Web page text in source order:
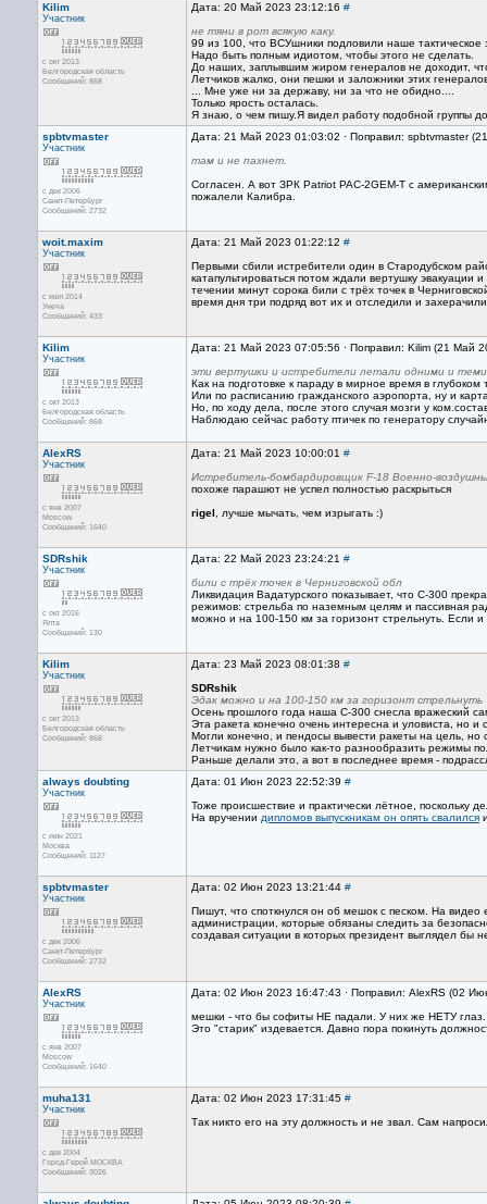
Kilim
Участник
с окт 2013
Белгородская область
Сообщений: 868
Дата: 20 Май 2023 23:12:16 #
не тяни в рот всякую каку.
99 из 100, что ВСУшники подловили наше тактическое
Надо быть полным идиотом, чтобы этого не сделать.
До наших, заплывшим жиром генералов не доходит,
Летчиков жалко, они пешки и заложники этих
... Мне уже ни за державу, ни за что не обидно....
Только ярость осталась.
Я знаю, о чем пишу.Я видел работу подобной группы
spbtvmaster
Участник
с дек 2006
Санкт-Петербург
Сообщений: 2732
Дата: 21 Май 2023 01:03:02 · Поправил: spbtvmaster
там и не пахнет.
Согласен. А вот ЗРК Patriot PAC-2GEM-T с
пожалели Калибра.
woit.maxim
Участник
с июл 2014
Унеча
Сообщений: 433
Дата: 21 Май 2023 01:22:12 #
Первыми сбили истребители один в Стародубском
катапультироваться потом ждали вертушку
течении минут сорока били с трёх точек в
время дня три подряд вот их и отследили и
Kilim
Участник
с окт 2013
Белгородская область
Сообщений: 868
Дата: 21 Май 2023 07:05:56 · Поправил: Kilim (21 Май
эти вертушки и истребители летали одними и
Как на подготовке к параду в мирное время в глубоком
Или по расписанию гражданского аэропорта, ну и
Но, по ходу дела, после этого случая мозги у
Наблюдаю сейчас работу птичек по генератору
AlexRS
Участник
с янв 2007
Moscow
Сообщений: 1640
Дата: 21 Май 2023 10:00:01 #
Истребитель-бомбардировщик F-18 Военно-
похоже парашют не успел полностью раскрыться
rigel , лучше мычать, чем изрыгать :)
SDRshik
Участник
с окт 2016
Ялта
Сообщений: 130
Дата: 22 Май 2023 23:24:21 #
били с трёх точек в Черниговской обл
Ликвидация Вадатурского показывает, что С-300
режимов: стрельба по наземным целям и пассивная
можно и на 100-150 км за горизонт стрельнуть. Если
Kilim
Участник
с окт 2013
Белгородская область
Сообщений: 868
Дата: 23 Май 2023 08:01:38 #
SDRshik
Эдак можно и на 100-150 км за горизонт стрельнуть
Осень прошлого года наша С-300 снесла вражеский
Эта ракета конечно очень интересна и уловиста, но
Могли конечно, и пендосы вывести ракеты на цель,
Летчикам нужно было как-то разнообразить режимы
Раньше делали это, а вот в последнее время -
always doubting
Участник
с июн 2021
Москва
Сообщений: 1127
Дата: 01 Июн 2023 22:52:39 #
Тоже происшествие и практически лётное,
На вручении дипломов выпускникам он опять свалился
spbtvmaster
Участник
с дек 2006
Санкт-Петербург
Сообщений: 2732
Дата: 02 Июн 2023 13:21:44 #
Пишут, что споткнулся он об мешок с песком. На
администрации, которые обязаны следить за
создавая ситуации в которых президент выглядел бы
AlexRS
Участник
с янв 2007
Moscow
Сообщений: 1640
Дата: 02 Июн 2023 16:47:43 · Поправил: AlexRS (02
мешки - что бы софиты НЕ падали. У них же НЕТУ глаз.
Это "старик" издевается. Давно пора покинуть
muha131
Участник
с дек 2004
Город-Герой МОСКВА
Сообщений: 3026
Дата: 02 Июн 2023 17:31:45 #
Так никто его на эту должность и не звал. Сам